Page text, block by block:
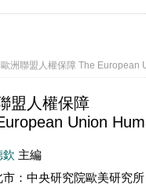
歐洲聯盟人權保障 The European
盟人權保障
Union
欽 主編
市：中央研究院歐美研究